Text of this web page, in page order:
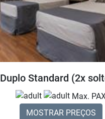
Duplo Standard (2x
Max.
MOSTRAR PREÇOS